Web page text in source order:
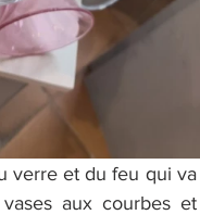
verre et du feu qui
aux courbes